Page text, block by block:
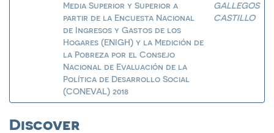
Media Superior y Superior a
partir de la Encuesta Nacional
de Ingresos y Gastos de los
Hogares (ENIGH) y la Medición de
la Pobreza por el Consejo
Nacional de Evaluación de la
Política de Desarrollo Social
(CONEVAL) 2018
GALLEGOS
CASTILLO
Discover